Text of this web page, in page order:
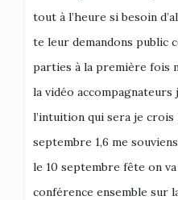
tout à l’heure si besoin
te leur demandons public
parties à la première fois
la vidéo accompagnateurs
l’intuition qui sera je crois
septembre 1,6 me
le 10 septembre fête on
conférence ensemble sur